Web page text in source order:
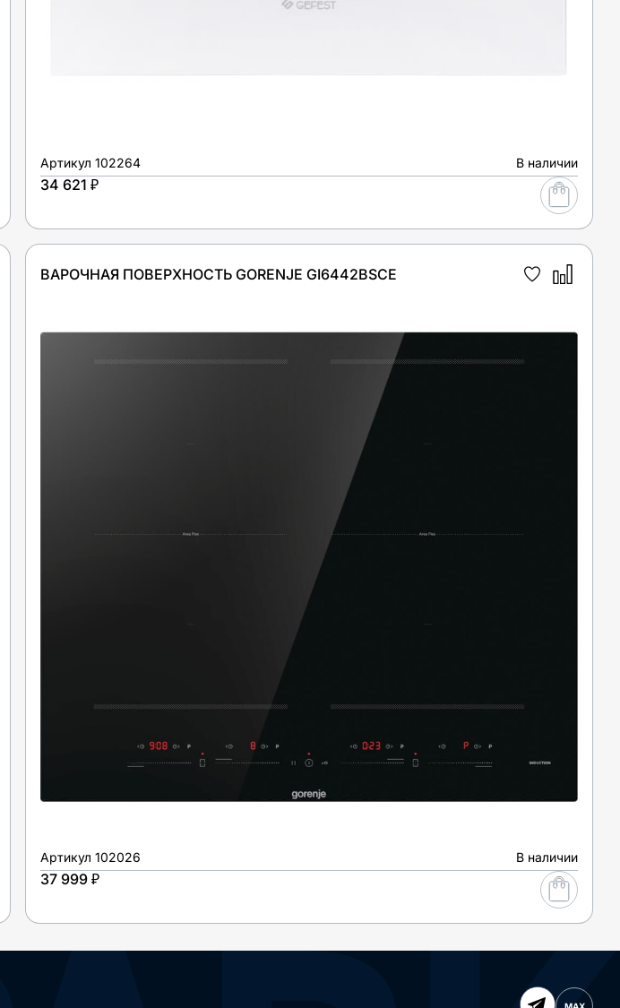
Артикул 102264 В наличии
34 621 ₽
ВАРОЧНАЯ ПОВЕРХНОСТЬ GORENJE GI6442BSCE
Артикул 102026 В наличии
37 999 ₽